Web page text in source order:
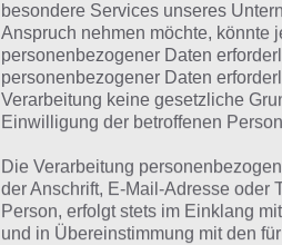
STAU
Du suchst eine andere Lösung?
Rätsel aus dem Jahr 2020:
Lösung gesucht war
besondere Services unseres
Anspruch nehmen möchte, könnte
personenbezogener Daten
personenbezogener Daten
Verarbeitung keine gesetzliche
Einwilligung der betroffenen
Die Verarbeitung
der Anschrift, E-Mail-Adresse oder
Person, erfolgt stets im Einklang
und in Übereinstimmung mit den